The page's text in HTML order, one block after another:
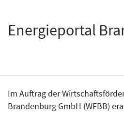
Energieportal
Im Auftrag der
Brandenburg GmbH (WFBB)